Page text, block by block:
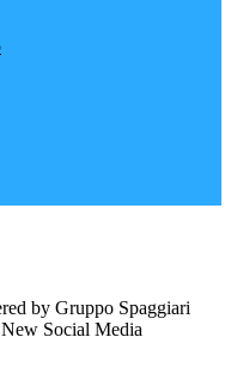
by Gruppo Spaggiari
Social Media